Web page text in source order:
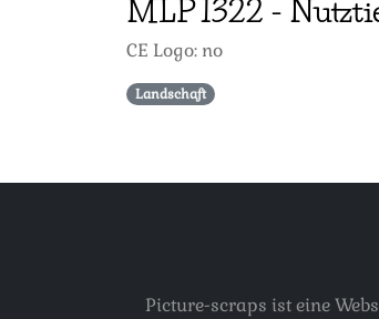
MLP1322 -
CE Logo: no
Landschaft
Picture-scraps ist eine